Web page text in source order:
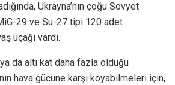
Ukrayna’nın çoğu Sovyet
29 ve Su-27 tipi 120 adet
uçağı vardı.
da altı kat daha fazla olduğu
hava gücüne karşı koyabilmeleri için,